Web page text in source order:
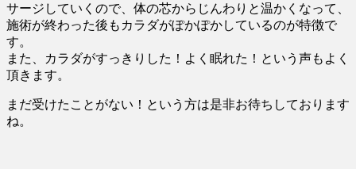
サージしていくので、体の芯からじんわりと温かくなって、
施術が終わった後もカラダがぽかぽかしているのが特徴で
す。
また、カラダがすっきりした！よく眠れた！という声もよく
頂きます。
まだ受けたことがない！という方は是非お待ちしております
ね。